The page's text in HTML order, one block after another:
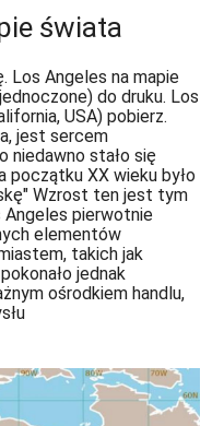
świata
Los Angeles na mapie
do druku. Los
USA) pobierz.
jest sercem
niedawno stało się
początku XX wieku było
Wzrost ten jest tym
Angeles pierwotnie
elementów
takich jak
jednak
ośrodkiem handlu,